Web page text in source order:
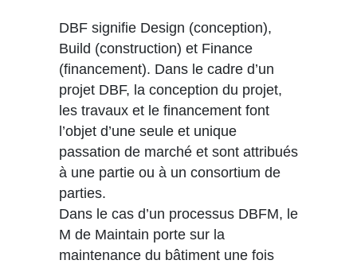
DBF signifie Design (conception),
Build (construction) et Finance
(financement). Dans le cadre d’un
projet DBF, la conception du projet,
les travaux et le financement font
l’objet d’une seule et unique
passation de marché et sont attribués
à une partie ou à un consortium de
parties.
Dans le cas d’un processus DBFM, le
M de Maintain porte sur la
maintenance du bâtiment une fois